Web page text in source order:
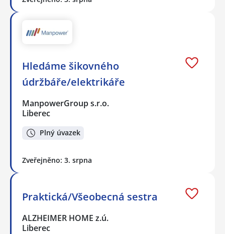
Hledáme šikovného
údržbáře/elektrikáře
ManpowerGroup s.r.o.
Liberec
Plný úvazek
Zveřejněno: 3. srpna
Praktická/Všeobecná sestra
ALZHEIMER HOME z.ú.
Liberec